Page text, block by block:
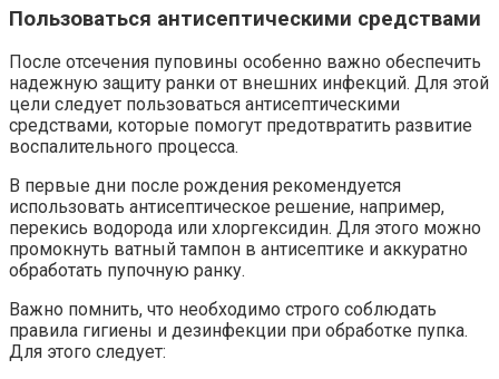
Пользоваться антисептическими средствами
После отсечения пуповины особенно важно обеспечить
надежную защиту ранки от внешних инфекций. Для этой
цели следует пользоваться антисептическими
средствами, которые помогут предотвратить развитие
воспалительного процесса.
В первые дни после рождения рекомендуется
использовать антисептическое решение, например,
перекись водорода или хлоргексидин. Для этого можно
промокнуть ватный тампон в антисептике и аккуратно
обработать пупочную ранку.
Важно помнить, что необходимо строго соблюдать
правила гигиены и дезинфекции при обработке пупка.
Для этого следует: